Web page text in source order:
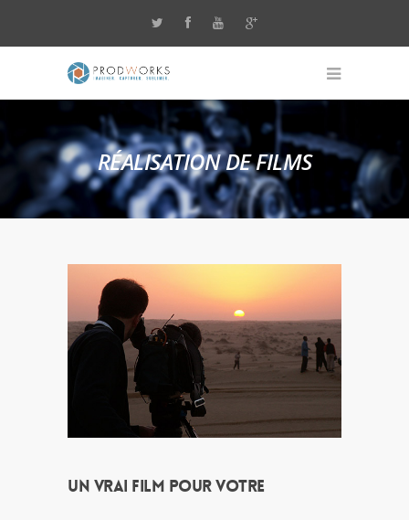
RÉALISATION DE FILMS
Un vrai film pour votre